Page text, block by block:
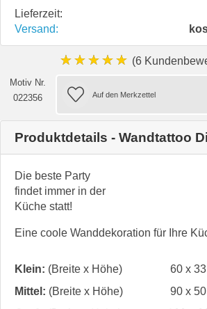
Lieferzeit:
Versand:
★★★★★ (6
Motiv Nr.
022356
Produktdetails - Wandtattoo
Die beste Party
findet immer in der
Küche statt!
Eine coole Wanddekoration für Ihre
Klein: (Breite x Höhe)
60 x
Mittel: (Breite x Höhe)
90 x